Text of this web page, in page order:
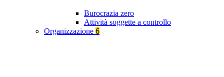
Burocrazia zero
Attività soggette a controllo
Organizzazione 6